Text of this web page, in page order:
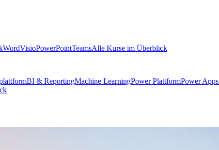
WordVisioPowerPointTeamsAlle Kurse im Überblick
BI & ReportingMachine LearningPower PlattformPower Apps